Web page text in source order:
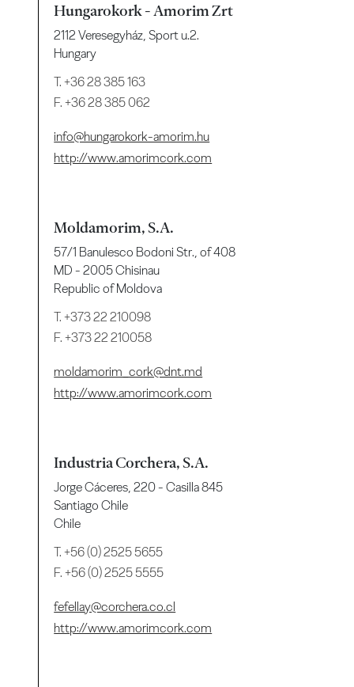
Hungarokork - Amorim Zrt
2112 Veresegyház, Sport u.2.
Hungary
T.+36 28 385 163
F. +36 28 385 062
info@hungarokork-amorim.hu
http://www.amorimcork.com
Moldamorim, S.A.
57/1 Banulesco Bodoni Str., of 408
MD - 2005 Chisinau
Republic of Moldova
T.+373 22 210098
F. +373 22 210058
moldamorim_cork@dnt.md
http://www.amorimcork.com
Industria Corchera, S.A.
Jorge Cáceres, 220 - Casilla 845
Santiago Chile
Chile
T.+56 (0) 2525 5655
F. +56 (0) 2525 5555
fefellay@corchera.co.cl
http://www.amorimcork.com